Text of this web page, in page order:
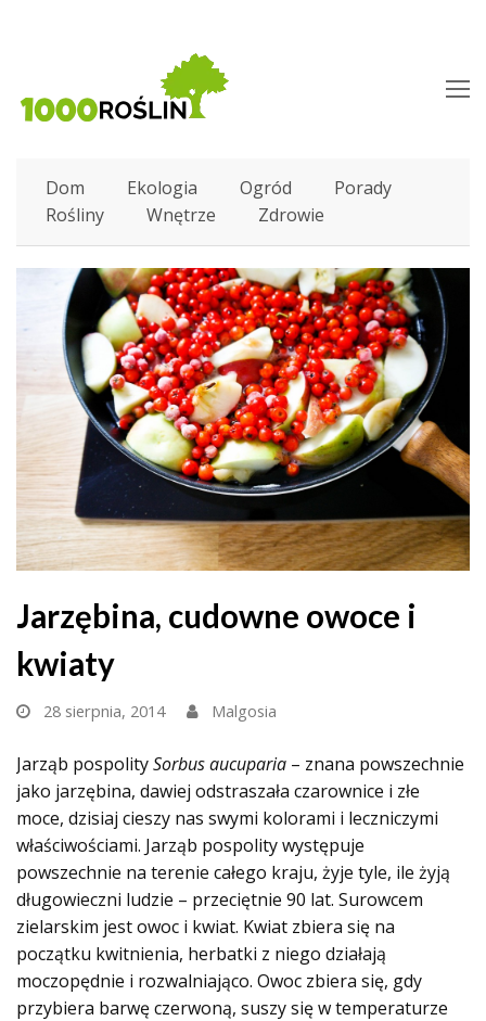
Dom Ekologia Ogród
Porady
Rośliny
Wnętrze Zdrowie
Jarzębina, cudowne owoce i
kwiaty
28 sierpnia, 2014 Malgosia
Jarząb pospolitySorbus aucuparia – znana powszechnie
jako jarzębina, dawiej odstraszała czarownice i złe
moce, dzisiaj cieszy nas swymi kolorami i leczniczymi
właściwościami. Jarząb pospolity występuje
powszechnie na terenie całego kraju, żyje tyle, ile żyją
długowieczni ludzie – przeciętnie 90 lat. Surowcem
zielarskim jest owoc i kwiat. Kwiat zbiera się na
początku kwitnienia, herbatki z niego działają
moczopędnie i rozwalniająco. Owoc zbiera się, gdy
przybiera barwę czerwoną, suszy się w temperaturze